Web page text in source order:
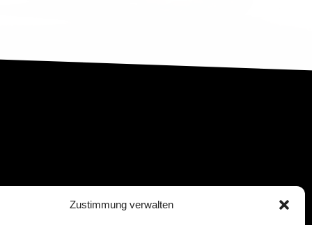
Zustimmung verwalten